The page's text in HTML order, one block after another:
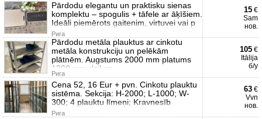
Pārdodu elegantu un praktisku sienas
komplektu – spogulis + tāfele ar āķīšiem.
Ideāli piemērots gaitenim, virtuvei vai p
Рига
15 €
Sam
нов.
Pārdodu metāla plauktus ar cinkotu
metāla konstrukciju un pelēkām
plātnēm. Augstums 2000 mm platums
1200 mm dziļum
Рига
105 €
Itālija
б/у
Cena 52, 16 Eur + pvn. Cinkotu plauktu
sistēma. Sekcija: H-2000; L-1000; W-
300; 4 plauktu līmeņi; Kravnesīb
Рига
63 €
Vvn
нов.